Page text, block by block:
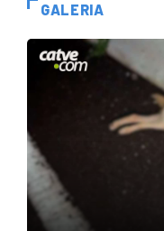
GALERIA